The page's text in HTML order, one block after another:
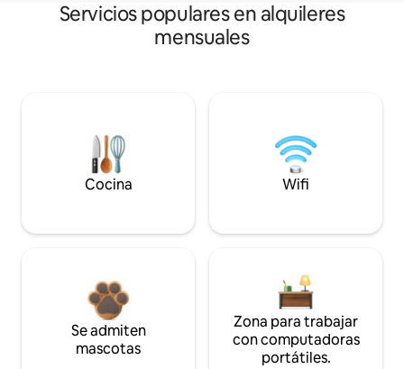
Servicios populares en alquileres
mensuales
Cocina Wifi
Se admiten
mascotas
Zona para trabajar
con computadoras
portátiles.